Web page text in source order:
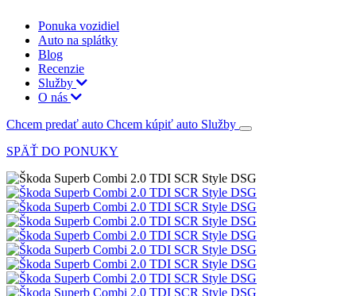
Ponuka vozidiel
Auto na splátky
Blog
Recenzie
Služby
O nás
Chcem predať auto Chcem kúpiť auto Služby
SPÄŤ DO PONUKY